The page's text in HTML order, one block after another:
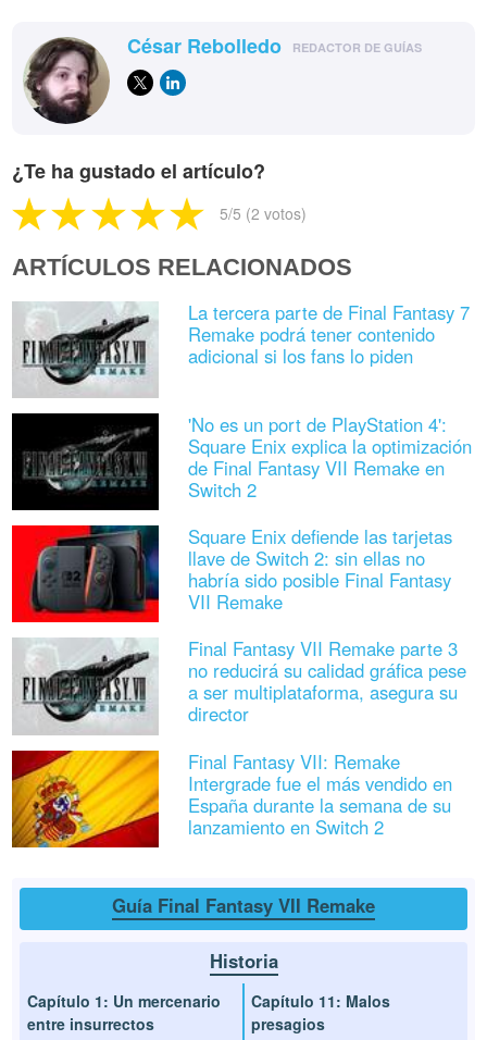
César Rebolledo REDACTOR DE GUÍAS
¿Te ha gustado el artículo?
5/5 (2 votos)
ARTÍCULOS RELACIONADOS
La tercera parte de Final Fantasy 7
Remake podrá tener contenido
adicional si los fans lo piden
'No es un port de PlayStation 4':
Square Enix explica la optimización
de Final Fantasy VII Remake en
Switch 2
Square Enix defiende las tarjetas
llave de Switch 2: sin ellas no
habría sido posible Final Fantasy
VII Remake
Final Fantasy VII Remake parte 3
no reducirá su calidad gráfica pese
a ser multiplataforma, asegura su
director
Final Fantasy VII: Remake
Intergrade fue el más vendido en
España durante la semana de su
lanzamiento en Switch 2
Guía Final Fantasy VII Remake
Historia
Capítulo 1: Un mercenario
entre insurrectos
Capítulo 11: Malos
presagios